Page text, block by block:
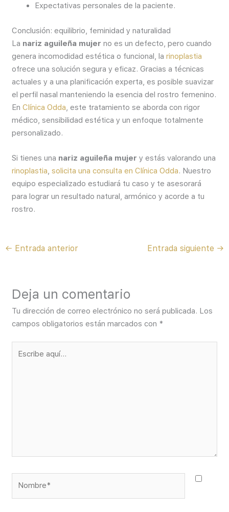
Expectativas personales de la paciente.
Conclusión: equilibrio, feminidad y naturalidad
La nariz aguileña mujer no es un defecto, pero cuando
genera incomodidad estética o funcional, larinoplastia
ofrece una solución segura y eficaz. Gracias a técnicas
actuales y a una planificación experta, es posible suavizar
el perfil nasal manteniendo la esencia del rostro femenino.
EnClínica Odda, este tratamiento se aborda con rigor
médico, sensibilidad estética y un enfoque totalmente
personalizado.
Si tienes una nariz aguileña mujer y estás valorando una
rinoplastia,solicita una consulta en Clínica Odda. Nuestro
equipo especializado estudiará tu caso y te asesorará
para lograr un resultado natural, armónico y acorde a tu
rostro.
← Entrada anterior Entrada siguiente →
Deja un comentario
Tu dirección de correo electrónico no será publicada. Los
campos obligatorios están marcados con *